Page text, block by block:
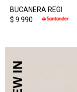
BUCANERA REGI
$ 9.990